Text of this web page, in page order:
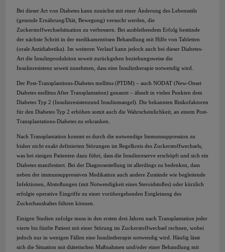
Bei dieser Art von Diabetes kann zunächst mit einer Änderung des Lebensstils
(gesunde Ernährung/Diät, Bewegung) versucht werden, die
Zuckerstoffwechselsituation zu verbessern. Bei ausbleibendem Erfolg bestünde
der nächste Schritt in der medikamentösen Behandlung mit Hilfe von Tabletten
(orale Antidiabetika). Im weiteren Verlauf kann jedoch auch bei dieser Diabetes-
Art die Insulinproduktion soweit zurückgehen beziehungsweise die
Insulinresistenz soweit zunehmen, dass eine Insulintherapie notwendig wird.
Der Post-Transplantions-Diabetes mellitus (PTDM) – auch NODAT (New-Onset
Diabetes mellitus After Transplantation) genannt – ähnelt in vielen Punkten dem
Diabetes Typ 2 (Insulinresistenzund Insulinmangel). Die bekannten Risikofaktoren
für den Diabetes Typ 2 erhöhen somit auch die Wahrscheinlichkeit, an einem Post-
Transplantations-Diabetes zu erkranken.
Nach Transplantation kommt es durch die notwendige Immunsuppression zu
bisher nicht exakt definierten Störungen im Regelkreis des Zuckerstoffwechsels,
was bei einigen Patienten dazu führt, dass die Insulinreserve erschöpft und sich ein
Diabetes manifestiert. Bei der Diagnosestellung ist allerdings zu bedenken, dass
neben der immunsuppressiven Medikation auch andere Zustände wie begleitende
Infektionen, Abstoßungen (mit Notwendigkeit eines Steroidstoßes) oder kürzlich
erfolgte operative Eingriffe zu einer vorübergehenden Entgleisung des
Zuckerhaushaltes führen können.
Einigen Studien zufolge muss in den ersten drei Jahren nach Transplantation jeder
vierte bis fünfte Patient mit einer Störung im Zuckerstoffwechsel rechnen, wobei
jedoch nur in wenigen Fällen eine Insulintherapie notwendig wird. Häufig lässt
sich die Situation mit diätetischen Maßnahmen und/oder einer Behandlung mit